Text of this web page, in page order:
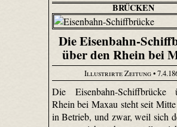
BRÜCKEN
Die Eisenbahn-
über den Rhein bei
Illustrirte Zeitung•
Die Eisenbahn-Schiffbrücke
Rhein bei Maxau steht seit
in Betrieb, und zwar, weil sich